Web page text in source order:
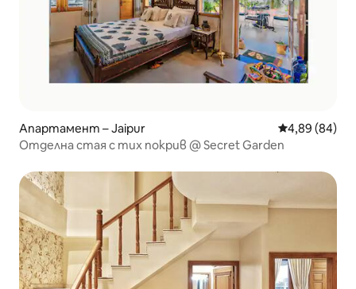
Апартамент – Jaipur Средна
4,89 (84)
Отделна стая с тих покрив @ Secret Garden